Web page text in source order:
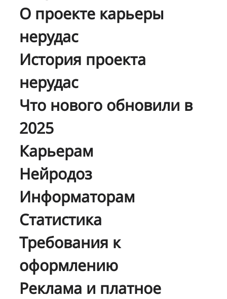
О проекте карьеры
нерудас
История проекта
нерудас
Что нового обновили в
2025
Карьерам
Нейродоз
Информаторам
Статистика
Требования к
оформлению
Реклама и платное